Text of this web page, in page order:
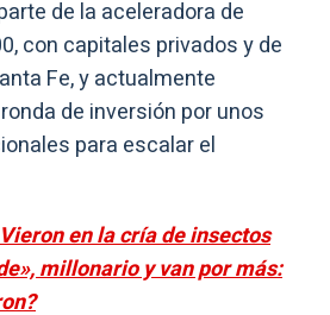
de la aceleradora de
con capitales privados y de
Fe, y actualmente
de inversión por unos
para escalar el
Vieron en la cría de insectos
millonario y van por más: